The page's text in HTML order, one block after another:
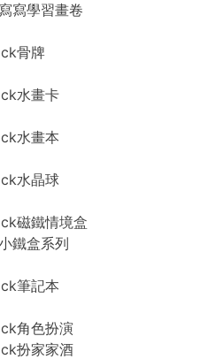
寫學習畫卷
骨牌
水畫卡
水畫本
水晶球
磁鐵情境盒
鐵盒系列
筆記本
角色扮演
扮家家酒